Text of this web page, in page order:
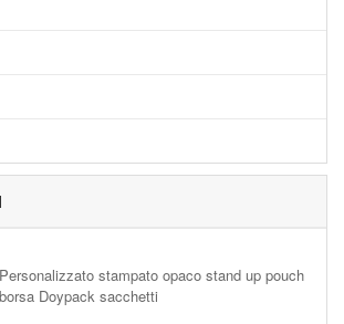
Personalizzato stampato opaco stand up pouch
borsa Doypack sacchetti